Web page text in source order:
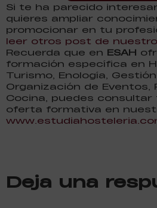
Si te ha parecido
quieres ampliar
promocionar en tu
leer otros post de nuestro
Recuerda que en ESAH
formación específica en
Turismo, Enología,
Organización de Eventos,
Cocina, puedes
oferta formativa en
Deja una